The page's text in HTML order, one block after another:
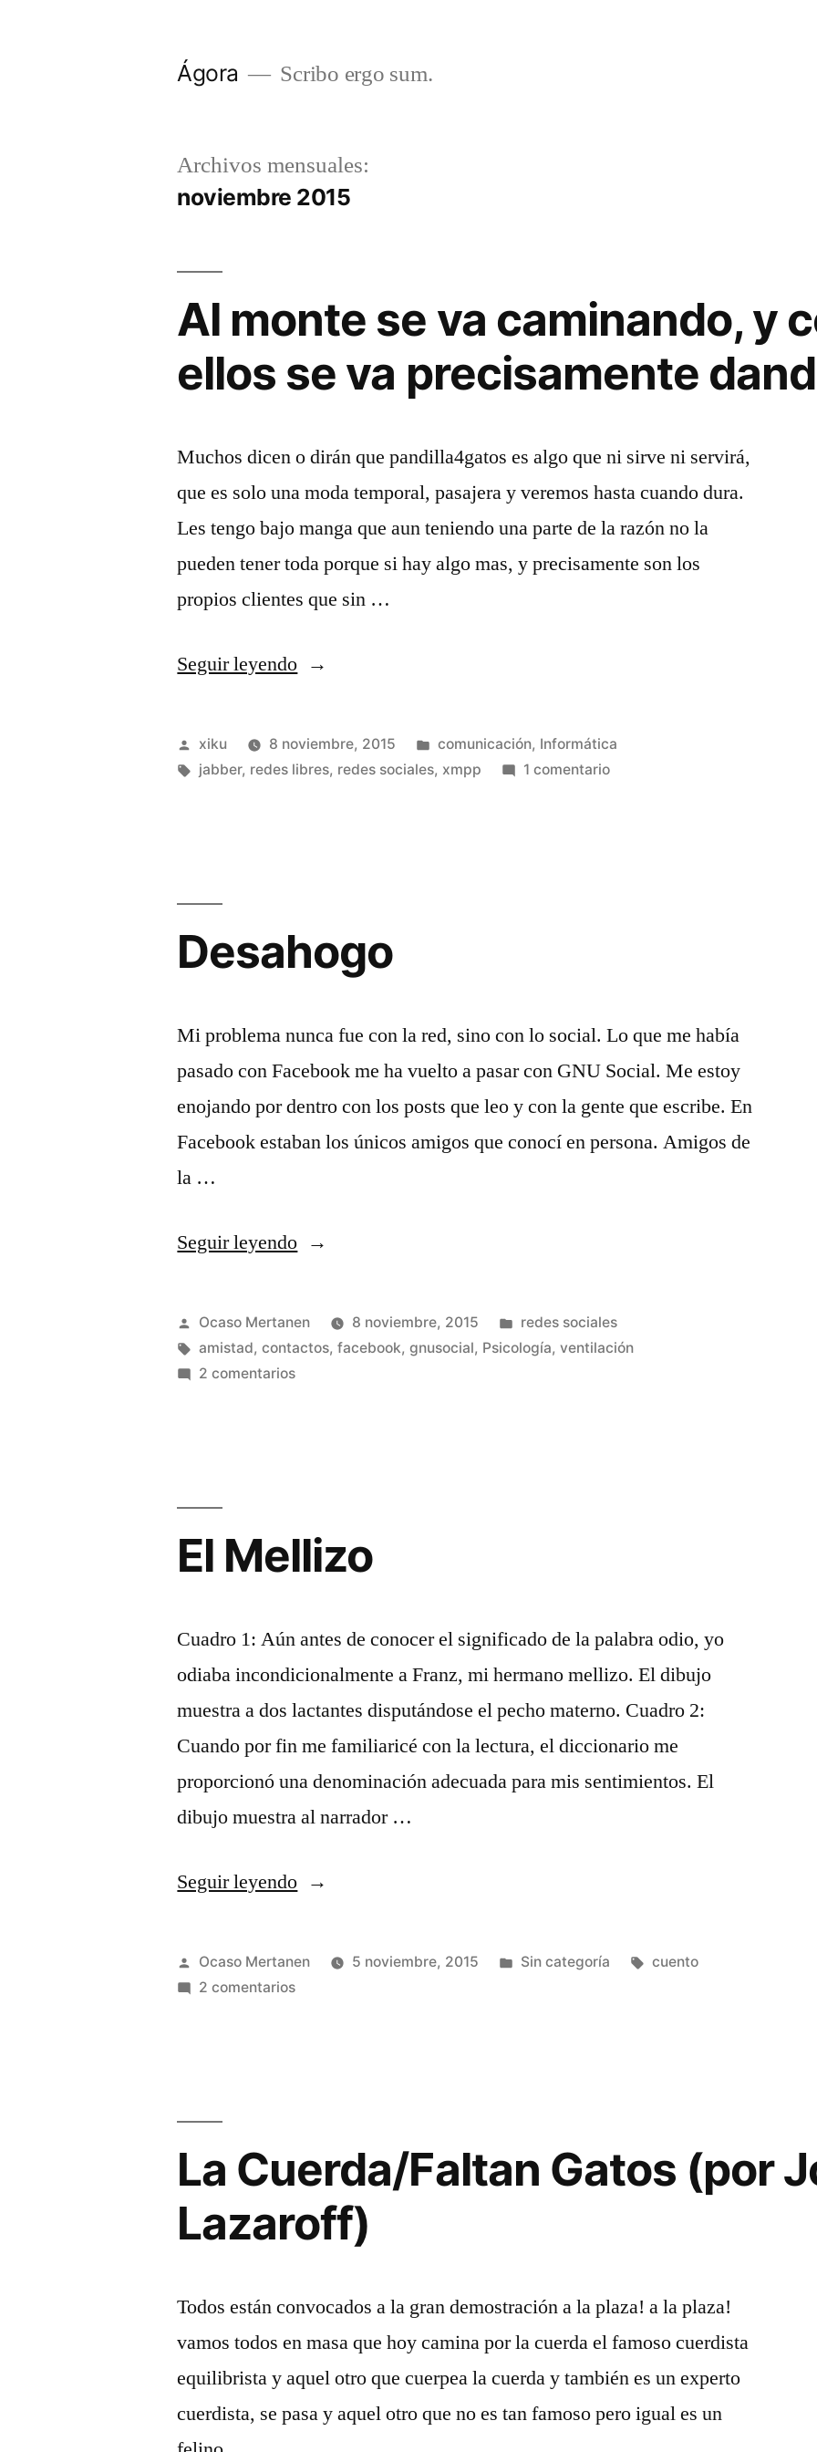
Ágora Scribo ergo sum.
Archivos mensuales:
noviembre 2015
Al monte se va caminando, y
ellos se va precisamente
Muchos dicen o dirán que pandilla4gatos es algo que ni sirve ni servirá,
que es solo una moda temporal, pasajera y veremos hasta cuando dura.
Les tengo bajo manga que aun teniendo una parte de la razón no la
pueden tener toda porque si hay algo mas, y precisamente son los
propios clientes que sin …
Seguir leyendo«Al
se
va
de
Publicado
por
xiku 8 noviembre, 2015
Publicado
en
comunicación, Informática
Etiquetas:
jabber, redes libres, redes sociales, xmpp 1 comentarioen
va
precisamente
ejemplo.
Desahogo
Mi problema nunca fue con la red, sino con lo social. Lo que me había
pasado con Facebook me ha vuelto a pasar con GNU Social. Me estoy
enojando por dentro con los posts que leo y con la gente que escribe. En
Facebook estaban los únicos amigos que conocí en persona. Amigos de
la …
Seguir leyendo«Desahogo»
Publicado
por
Ocaso Mertanen 8 noviembre, 2015
Publicado
en
redes sociales
Etiquetas:
amistad,contactos,facebook,gnusocial, Psicología,ventilación
2 comentariosen
El Mellizo
Cuadro 1: Aún antes de conocer el significado de la palabra odio, yo
odiaba incondicionalmente a Franz, mi hermano mellizo. El dibujo
muestra a dos lactantes disputándose el pecho materno. Cuadro 2:
Cuando por fin me familiaricé con la lectura, el diccionario me
proporcionó una denominación adecuada para mis sentimientos. El
dibujo muestra al narrador …
Seguir leyendo«El
Publicado
por
Ocaso Mertanen 5 noviembre, 2015
Publicado
Sin categoría Etiquetas:
cuento
2 comentariosen
La Cuerda/Faltan Gatos (por
Lazaroff)
Todos están convocados a la gran demostración a la plaza! a la plaza!
vamos todos en masa que hoy camina por la cuerda el famoso cuerdista
equilibrista y aquel otro que cuerpea la cuerda y también es un experto
cuerdista, se pasa y aquel otro que no es tan famoso pero igual es un